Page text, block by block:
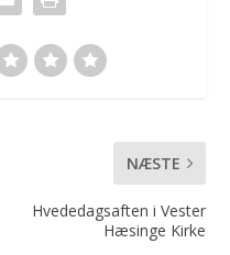
NÆSTE
Hvededagsaften i Vester
Hæsinge Kirke